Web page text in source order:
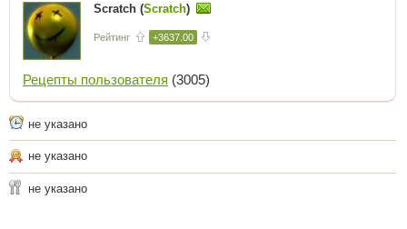
Scratch (Scratch)
Рейтинг +3637.00
Рецепты пользователя (3005)
не указано
не указано
не указано